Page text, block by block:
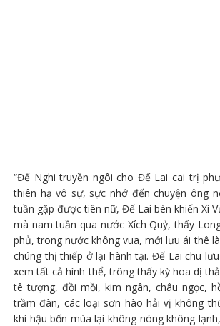
“Đế Nghi truyền ngôi cho Đế Lai cai trị
thiên hạ vô sự, sực nhớ đến chuyện ông
tuần gặp được tiên nữ, Đế Lai bèn khiến Xi
mà nam tuần qua nước Xích Quỷ, thấy
phủ, trong nước không vua, mới lưu ái thê
chúng thị thiếp ở lại hành tại. Đế Lai chu
xem tất cả hình thể, trông thấy kỳ hoa dị
tê tượng, đồi mồi, kim ngân, châu ngọc,
trầm đàn, các loại sơn hào hải vị không
khí hậu bốn mùa lại không nóng không